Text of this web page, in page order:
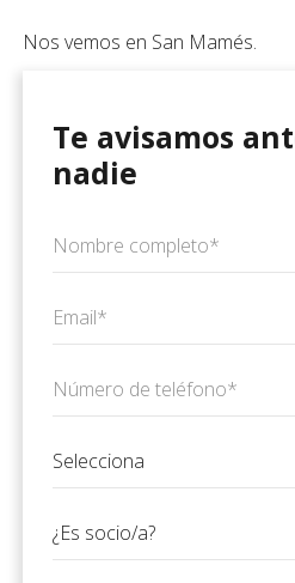
Nos vemos en San Mamés.
Te avisamos
nadie